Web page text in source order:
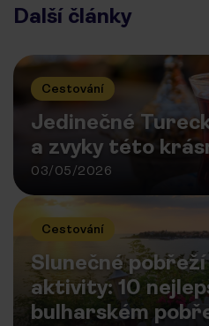
Další články
Cestování
Jedinečné
a zvyky této
03/05/2026
Cestování
Slunečné
aktivity: 10
bulharském